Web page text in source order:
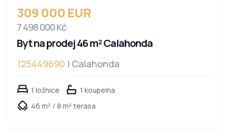
309 000 EUR
7 498 000 Kč
Byt na prodej 46 m² Calahonda
125449690 | Calahonda
1 ložnice
1 koupelna
46 m² / 8 m² terasa